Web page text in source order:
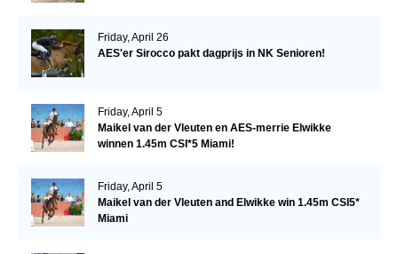
Friday, April 26
AES'er Sirocco pakt dagprijs in NK Senioren!
Friday, April 5
Maikel van der Vleuten en AES-merrie Elwikke
winnen 1.45m CSI*5 Miami!
Friday, April 5
Maikel van der Vleuten and Elwikke win 1.45m CSI5*
Miami